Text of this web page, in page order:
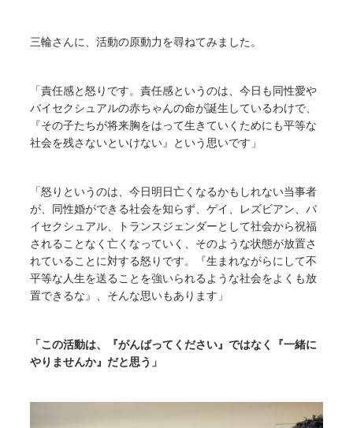
三輪さんに、活動の原動力を尋ねてみました。
「責任感と怒りです。責任感というのは、今日も同性愛や
バイセクシュアルの赤ちゃんの命が誕生しているわけで、
『その子たちが将来胸をはって生きていくためにも平等な
社会を残さないといけない』という思いです」
「怒りというのは、今日明日亡くなるかもしれない当事者
が、同性婚ができる社会を知らず、ゲイ、レズビアン、バ
イセクシュアル、トランスジェンダーとして社会から祝福
されることなく亡くなっていく、そのような状態が放置さ
れていることに対する怒りです。『生まれながらにして不
平等な人生を送ることを強いられるような社会をよくも放
置できるな』、そんな思いもあります」
「この活動は、『がんばってください』ではなく『一緒に
やりませんか』だと思う」